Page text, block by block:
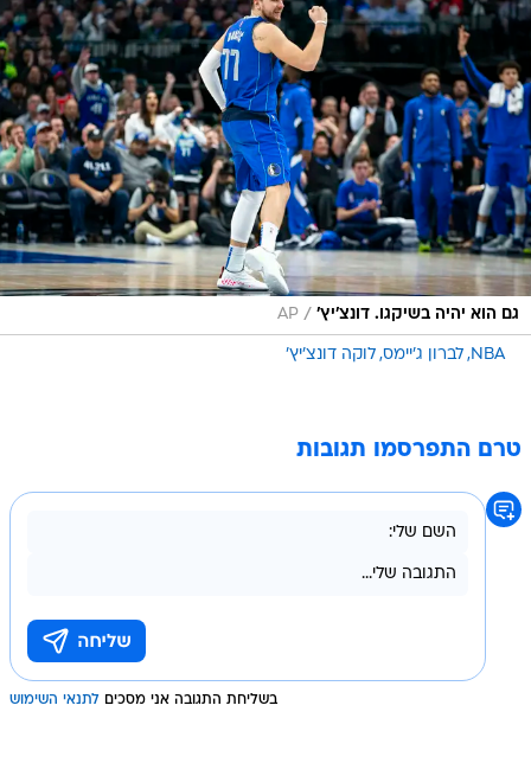
גם הוא יהיה בשיקגו. דונצ'יץ' /
AP
NBA לברון ג'יימס לוקה דונצ'יץ'
טרם התפרסמו תגובות
בשליחת התגובה אני מסכים לתנאי השימוש